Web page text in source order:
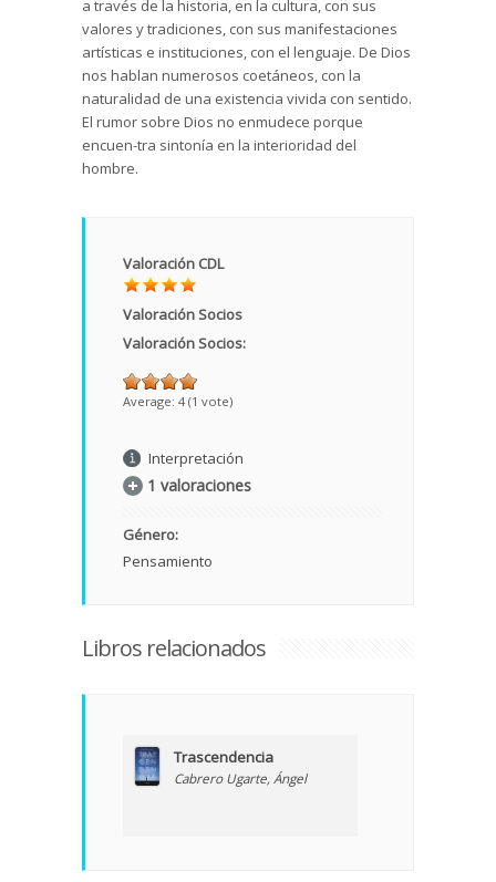
a través de la historia, en la cultura, con sus
valores y tradiciones, con sus manifestaciones
artísticas e instituciones, con el lenguaje. De Dios
nos hablan numerosos coetáneos, con la
naturalidad de una existencia vivida con sentido.
El rumor sobre Dios no enmudece porque
encuen-tra sintonía en la interioridad del
hombre.
Valoración CDL
Valoración Socios
Valoración Socios:
Average: 4 (1 vote)
Interpretación
1 valoraciones
Género:
Pensamiento
Libros relacionados
Trascendencia
Cabrero Ugarte, Ángel